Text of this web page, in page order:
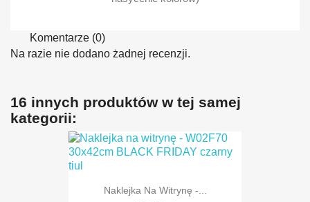
Komentarze (0)
Na razie nie dodano żadnej recenzji.
16 innych produktów w tej samej
kategorii:
Naklejka Na Witrynę -...